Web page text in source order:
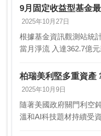
相對較佳，美國資產前
堅…
9月固定收益型基金
2025年10月27日
根據基金資訊觀測站統
當月淨流 入達362.7億
淨流入；相較之下，股
柏瑞美利堅多重資產
2025年10月9日
隨著美國政府關門利空
溫和AI科技題材持續受